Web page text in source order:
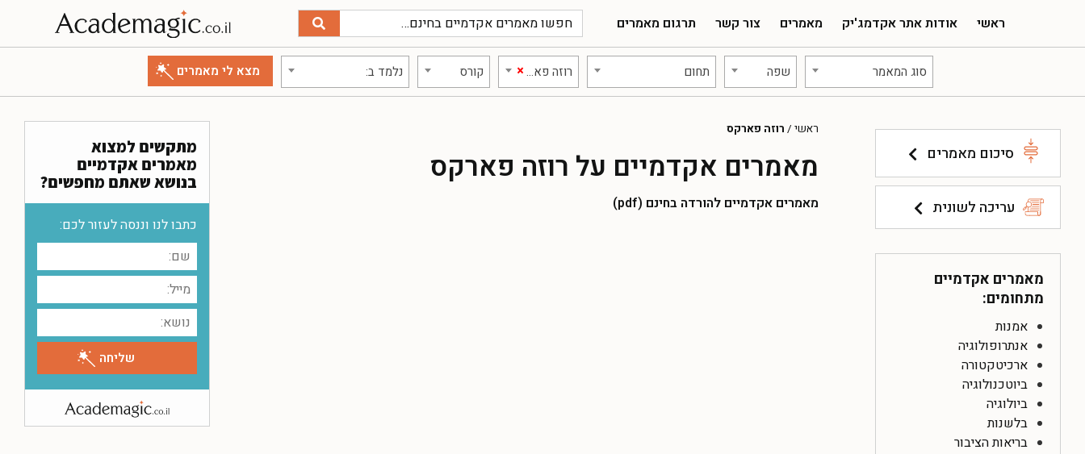
ראשי אודות אתר אקדמג'יק מאמרים צור קשר תרגום מאמרים
סוג המאמר שפה תחום ×רוזה פארקס קורס נלמד ב:
סיכום מאמרים
עריכה לשונית
מאמרים אקדמיים
מתחומים:
אמנות
אנתרופולוגיה
ארכיטקטורה
ביוטכנולוגיה
ביולוגיה
בלשנות
בריאות הציבור
ראשי / רוזה פארקס
מאמרים אקדמיים על רוזה פארקס
מאמרים אקדמיים להורדה בחינם (pdf)
מתקשים למצוא
מאמרים אקדמיים
בנושא שאתם מחפשים?
כתבו לנו וננסה לעזור לכם: